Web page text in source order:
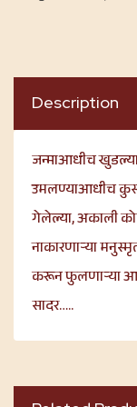
Description
जन्माआधीच
उमलण्याआधीच
गेलेल्या, अकाली
नाकारणाऱ्या
करून फुलणाऱ्या
सादर…..